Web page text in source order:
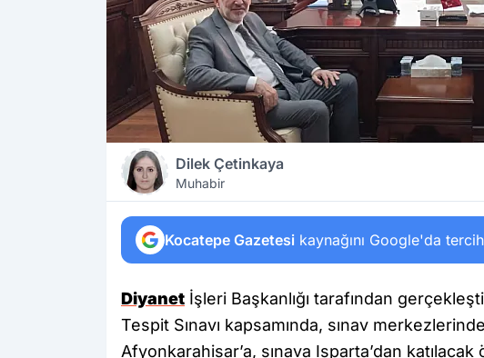
Dilek Çetinkaya
Muhabir
Kocatepe Gazetesi kaynağını Google'da
Diyanet İşleri Başkanlığı tarafından
Tespit Sınavı kapsamında, sınav
Afyonkarahisar’a, sınava Isparta’dan